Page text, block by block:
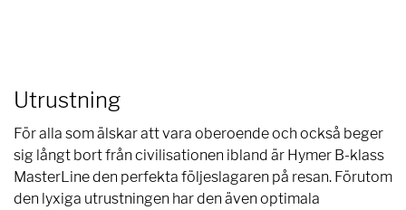
Utrustning
För alla som älskar att vara oberoende och också beger
sig långt bort från civilisationen ibland är Hymer B-klass
MasterLine den perfekta följeslagaren på resan. Förutom
den lyxiga utrustningen har den även optimala